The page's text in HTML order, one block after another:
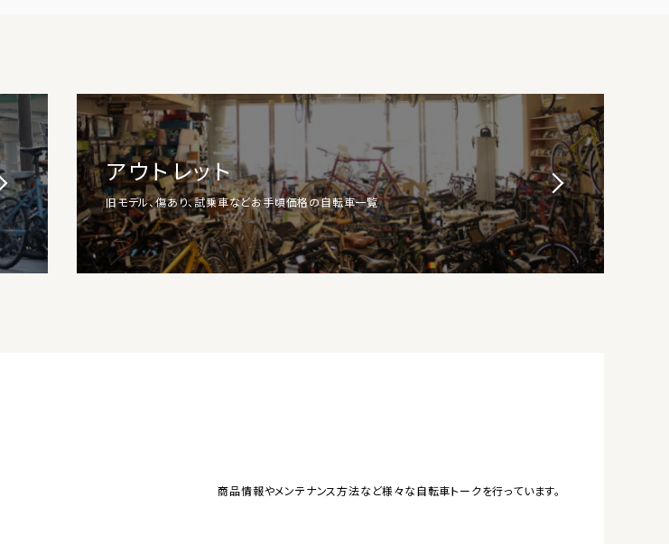
アウトレット
旧モデル、傷あり、試乗車などお手頃価格の自転車一覧
商品情報やメンテナンス方法など様々な自転車トークを行っています。